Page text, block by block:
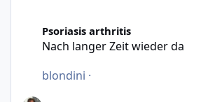
Psoriasis arthritis
Nach langer Zeit wieder da
blondini ·